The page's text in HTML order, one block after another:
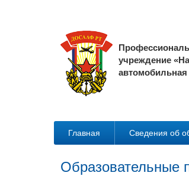
учреждение
Главная Сведения об
Образовательные